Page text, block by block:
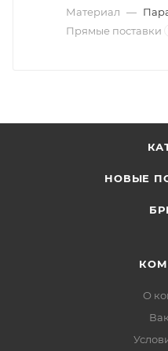
Материал —
Прямые поставки
НОВЫЕ
О